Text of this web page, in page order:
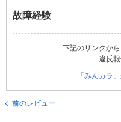
故障経験
下記のリンクか
違反報
「みんカラ
前のレビュー